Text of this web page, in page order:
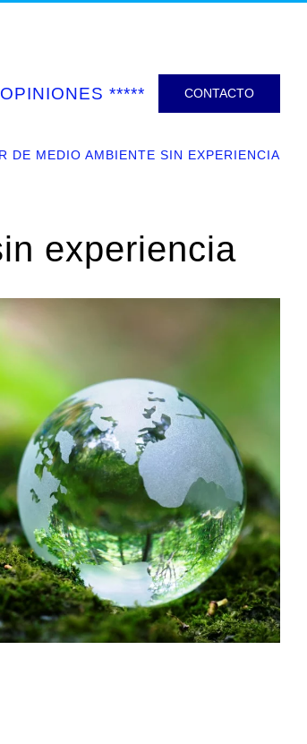
OPINIONES ***** CONTACTO
DE MEDIO AMBIENTE SIN EXPERIENCIA
experiencia